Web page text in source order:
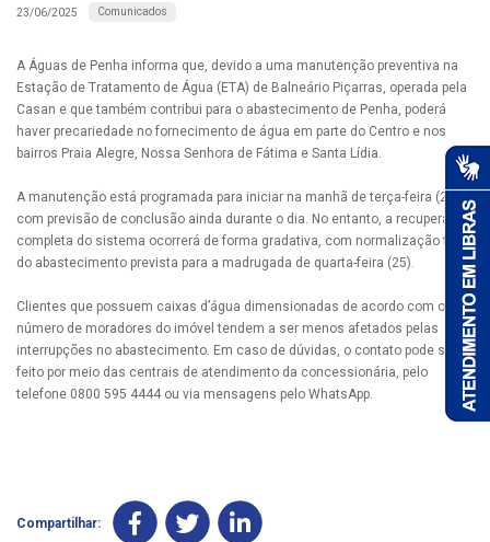
23/06/2025 Comunicados
A Águas de Penha informa que, devido a uma manutenção preventiva na
Estação de Tratamento de Água (ETA) de Balneário Piçarras, operada pela
Casan e que também contribui para o abastecimento de Penha, poderá
haver precariedade no fornecimento de água em parte do Centro e nos
bairros Praia Alegre, Nossa Senhora de Fátima e Santa Lídia.
A manutenção está programada para iniciar na manhã de terça-feira (24),
com previsão de conclusão ainda durante o dia. No entanto, a recuperação
completa do sistema ocorrerá de forma gradativa, com normalização total
do abastecimento prevista para a madrugada de quarta-feira (25).
Clientes que possuem caixas d’água dimensionadas de acordo com o
número de moradores do imóvel tendem a ser menos afetados pelas
interrupções no abastecimento. Em caso de dúvidas, o contato pode ser
feito por meio das centrais de atendimento da concessionária, pelo
telefone 0800 595 4444 ou via mensagens pelo WhatsApp.
Compartilhar: